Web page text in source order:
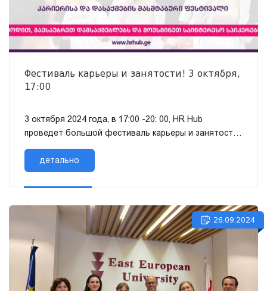
Фестиваль карьеры и занятости! 3 октября,
17:00
3 октября 2024 года, в 17:00 -20: 00, HR Hub
проведет большой фестиваль карьеры и занятости
на башнях Pullman Tbilisi Axis, в которых участвуют
различные бренды работо...
детально
26.09.2024